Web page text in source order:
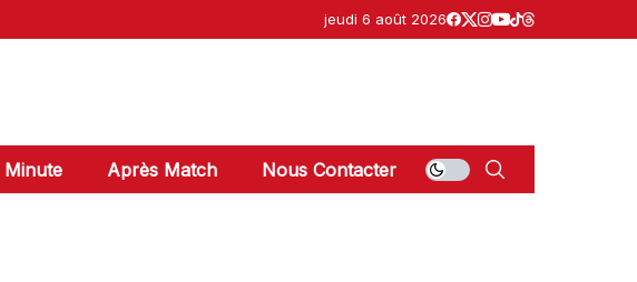
jeudi 6 août 2026
Minute Après Match Nous Contacter